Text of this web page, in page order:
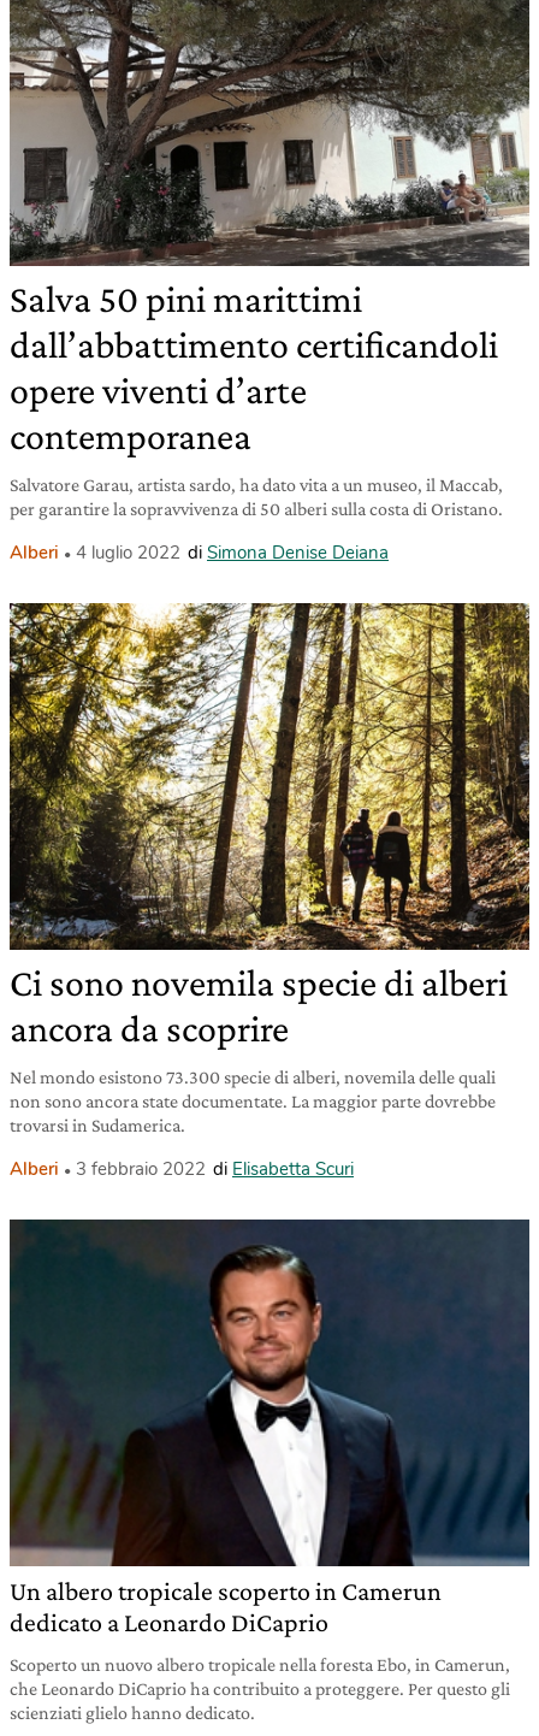
Salva 50 pini marittimi
dall’abbattimento certificandoli
opere viventi d’arte
contemporanea
Salvatore Garau, artista sardo, ha dato vita a un museo, il Maccab,
per garantire la sopravvivenza di 50 alberi sulla costa di Oristano.
Alberi 4 luglio 2022 di Simona Denise Deiana
Ci sono novemila specie di alberi
ancora da scoprire
Nel mondo esistono 73.300 specie di alberi, novemila delle quali
non sono ancora state documentate. La maggior parte dovrebbe
trovarsi in Sudamerica.
Alberi 3 febbraio 2022 di Elisabetta Scuri
Un albero tropicale scoperto in Camerun
dedicato a Leonardo DiCaprio
Scoperto un nuovo albero tropicale nella foresta Ebo, in Camerun,
che Leonardo DiCaprio ha contribuito a proteggere. Per questo gli
scienziati glielo hanno dedicato.